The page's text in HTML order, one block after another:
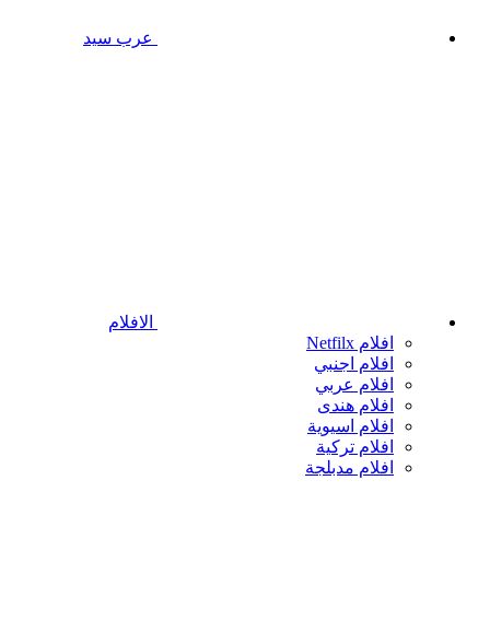
عرب سيد
الافلام
افلام Netfilx
افلام اجنبي
افلام عربي
افلام هندى
افلام اسيوية
افلام تركية
افلام مدبلجة